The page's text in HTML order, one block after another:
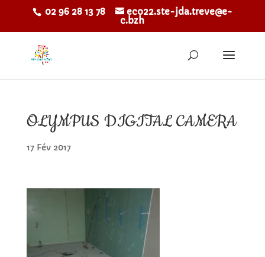
02 96 28 13 78 eco22.ste-jda.treve@e-
c.bzh
OLYMPUS DIGITAL CAMERA
17 Fév 2017